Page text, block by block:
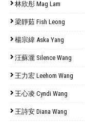
林欣彤 Mag Lam
梁靜茹 Fish Leong
楊宗緯 Aska Yang
汪蘇瀧 Silence Wang
王力宏 Leehom Wang
王心凌 Cyndi Wang
王詩安 Diana Wang